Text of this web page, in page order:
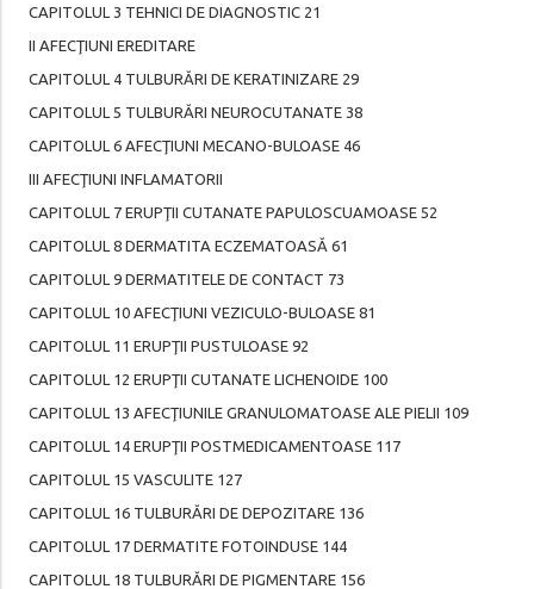
CAPITOLUL 3 TEHNICI DE DIAGNOSTIC 21
II AFECŢIUNI EREDITARE
CAPITOLUL 4 TULBURĂRI DE KERATINIZARE 29
CAPITOLUL 5 TULBURĂRI NEUROCUTANATE 38
CAPITOLUL 6 AFECŢIUNI MECANO-BULOASE 46
III AFECŢIUNI INFLAMATORII
CAPITOLUL 7 ERUPŢII CUTANATE PAPULOSCUAMOASE 52
CAPITOLUL 8 DERMATITA ECZEMATOASĂ 61
CAPITOLUL 9 DERMATITELE DE CONTACT 73
CAPITOLUL 10 AFECŢIUNI VEZICULO-BULOASE 81
CAPITOLUL 11 ERUPŢII PUSTULOASE 92
CAPITOLUL 12 ERUPŢII CUTANATE LICHENOIDE 100
CAPITOLUL 13 AFECŢIUNILE GRANULOMATOASE ALE PIELII 109
CAPITOLUL 14 ERUPŢII POSTMEDICAMENTOASE 117
CAPITOLUL 15 VASCULITE 127
CAPITOLUL 16 TULBURĂRI DE DEPOZITARE 136
CAPITOLUL 17 DERMATITE FOTOINDUSE 144
CAPITOLUL 18 TULBURĂRI DE PIGMENTARE 156